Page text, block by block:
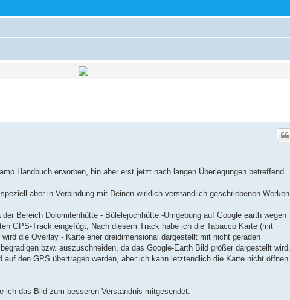
Handbuch erworben, bin aber erst jetzt nach langen Überlegungen betreffend
aber in Verbindung mit Deinen wirklich verständlich geschriebenen Werken.
Bereich Dolomitenhütte - Bülelejochhütte -Umgebung auf Google earth wegen
GPS-Track eingefügt, Nach diesem Track habe ich die Tabacco Karte (mit
die Overlay - Karte eher dreidimensional dargestellt mit nicht geraden
bzw. auszuschneiden, da das Google-Earth Bild größer dargestellt wird.
den GPS übertrageb werden, aber ich kann letztendlich die Karte nicht öffnen.
das Bild zum besseren Verständnis mitgesendet.